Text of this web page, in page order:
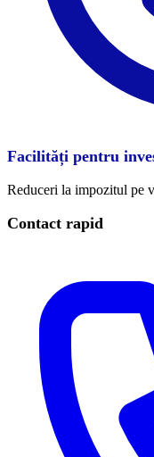
Facilități pentru
Reduceri la impozitul pe
Contact rapid